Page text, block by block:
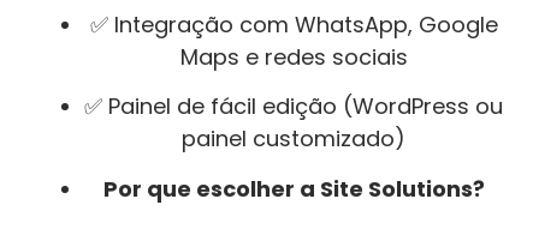
✅ Integração com WhatsApp, Google
Maps e redes sociais
✅ Painel de fácil edição (WordPress ou
painel customizado)
Por que escolher a Site Solutions?